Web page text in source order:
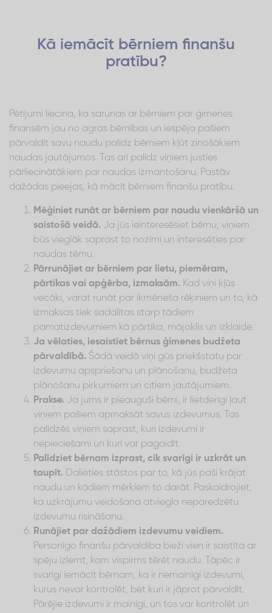
Kā iemācīt bērniem finanšu
pratību?
Pētījumi liecina, ka sarunas ar bērniem par ģimenes
finansēm jau no agras bērnības un iespēja pašiem
pārvaldīt savu naudu palīdz bērniem kļūt zinošākiem
naudas jautājumos. Tas arī palīdz viņiem justies
pārliecinātākiem par naudas izmantošanu. Pastāv
dažādas pieejas, kā mācīt bērniem finanšu pratību.
Mēģiniet runāt ar bērniem par naudu vienkāršā un
saistošā veidā. Ja jūs ieinteresēsiet bērnu, viņiem
būs vieglāk saprast to nozīmi un interesēties par
naudas tēmu.
Pārrunājiet ar bērniem par lietu, piemēram,
pārtikas vai apģērba, izmaksām. Kad viņi kļūs
vecāki, varat runāt par ikmēneša rēķiniem un to, kā
izmaksas tiek sadalītas starp tādiem
pamatizdevumiem kā pārtika, mājoklis un izklaide.
Ja vēlaties, iesaistiet bērnus ģimenes budžeta
pārvaldībā. Šādā veidā viņi gūs priekšstatu par
izdevumu apspriešanu un plānošanu, budžeta
plānošanu pirkumiem un citiem jautājumiem.
Prakse. Ja jums ir pieauguši bērni, ir lietderīgi ļaut
viņiem pašiem apmaksāt savus izdevumus. Tas
palīdzēs viņiem saprast, kuri izdevumi ir
nepieciešami un kuri var pagaidīt.
Palīdziet bērnam izprast, cik svarīgi ir uzkrāt un
taupīt. Dalieties stāstos par to, kā jūs paši krājat
naudu un kādiem mērķiem to darāt. Paskaidrojiet,
ka uzkrājumu veidošana atvieglo neparedzētu
izdevumu risināšanu.
Runājiet par dažādiem izdevumu veidiem.
Personīgo finanšu pārvaldība bieži vien ir saistīta ar
spēju izlemt, kam vispirms tērēt naudu. Tāpēc ir
svarīgi iemācīt bērnam, ka ir nemainīgi izdevumi,
kurus nevar kontrolēt, bet kuri ir jāprot pārvaldīt.
Pārējie izdevumi ir mainīgi, un tos var kontrolēt un